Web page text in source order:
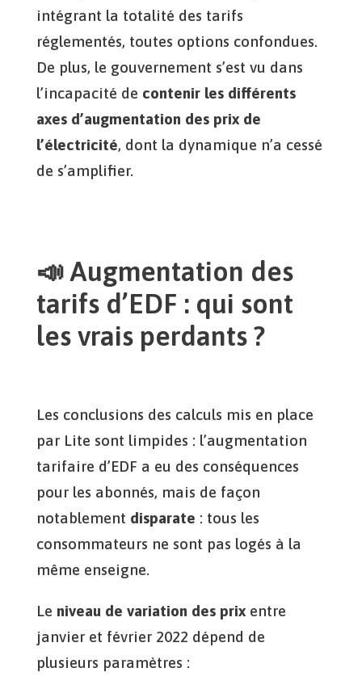
intégrant la totalité des tarifs
réglementés, toutes options confondues.
De plus, le gouvernement s’est vu dans
l’incapacité de contenir les différents
axes d’augmentation des prix de
l’électricité, dont la dynamique n’a cessé
de s’amplifier.
📣 Augmentation des
tarifs d’EDF : qui sont
les vrais perdants ?
Les conclusions des calculs mis en place
par Lite sont limpides : l’augmentation
tarifaire d’EDF a eu des conséquences
pour les abonnés, mais de façon
notablement disparate : tous les
consommateurs ne sont pas logés à la
même enseigne.
Le niveau de variation des prixentre
janvier et février 2022 dépend de
plusieurs paramètres :